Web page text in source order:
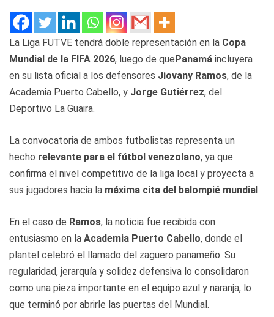
La Liga FUTVE tendrá doble representación en la Copa
Mundial de la FIFA 2026, luego de quePanamá incluyera
en su lista oficial a los defensores Jiovany Ramos, de la
Academia Puerto Cabello, y Jorge Gutiérrez, del
Deportivo La Guaira.
La convocatoria de ambos futbolistas representa un
hecho relevante para el fútbol venezolano, ya que
confirma el nivel competitivo de la liga local y proyecta a
sus jugadores hacia la máxima cita del balompié mundial.
En el caso de Ramos, la noticia fue recibida con
entusiasmo en la Academia Puerto Cabello, donde el
plantel celebró el llamado del zaguero panameño. Su
regularidad, jerarquía y solidez defensiva lo consolidaron
como una pieza importante en el equipo azul y naranja, lo
que terminó por abrirle las puertas del Mundial.